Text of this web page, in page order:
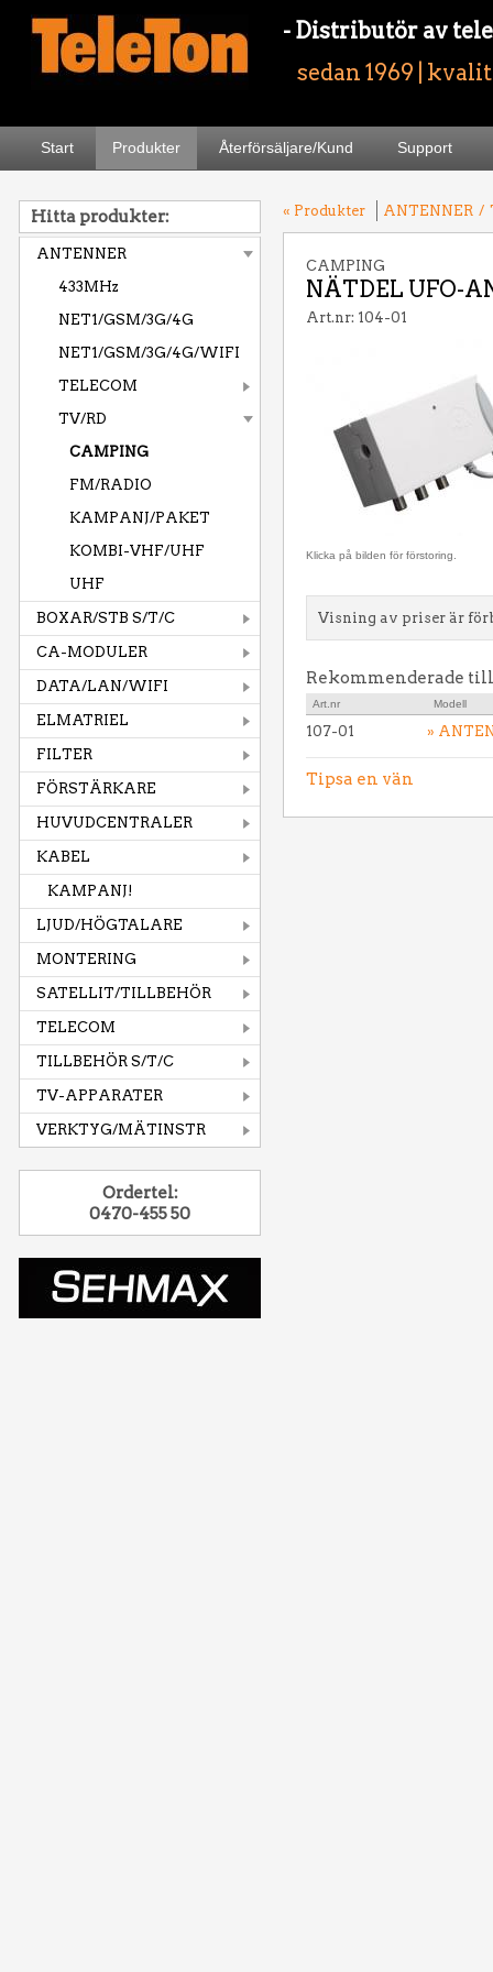
- Distributör av
sedan 1969 |
Start Produkter Återförsäljare/Kund Support
Hitta produkter:
ANTENNER
433MHz
NET1/GSM/3G/4G
NET1/GSM/3G/4G/WIFI
TELECOM
TV/RD
CAMPING
FM/RADIO
KAMPANJ/PAKET
KOMBI-VHF/UHF
UHF
BOXAR/STB S/T/C
CA-MODULER
DATA/LAN/WIFI
ELMATRIEL
FILTER
FÖRSTÄRKARE
HUVUDCENTRALER
KABEL
KAMPANJ!
LJUD/HÖGTALARE
MONTERING
SATELLIT/TILLBEHÖR
TELECOM
TILLBEHÖR S/T/C
TV-APPARATER
VERKTYG/MÄTINSTR
Ordertel:
0470-455 50
« Produkter ANTENNER /
CAMPING
NÄTDEL UFO-
Art.nr: 104-01
Klicka på bilden för förstoring.
Visning av priser är
Rekommenderade
Art.nr Modell
107-01 »
Tipsa en vän